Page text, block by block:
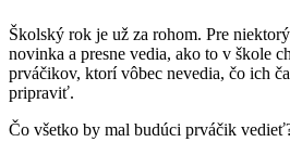
Školský rok je už za rohom. Pre
novinka a presne vedia, ako to v škole
prváčikov, ktorí vôbec nevedia, čo ich
pripraviť.
Čo všetko by mal budúci prváčik